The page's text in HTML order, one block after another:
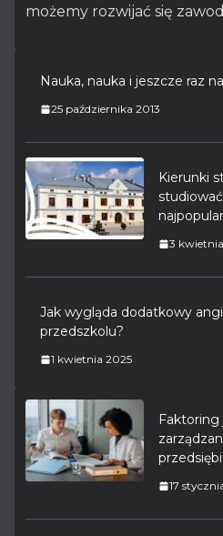
możemy rozwijać się
Nauka, nauka i jeszcze raz
25 października 2013
Kierunki
3
Jak wygląda dodatkowy
przedszkolu?
1 kwietnia 2025
Faktoring
17